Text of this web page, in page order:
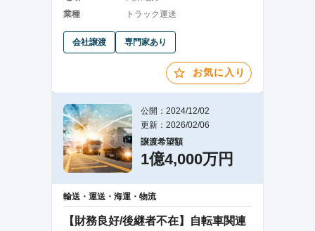
業種
トラック運送
会社譲渡 専門家あり
お気に入り
公開：2024/12/02
更新：2026/02/06
譲渡希望額
1億4,000万円
輸送・運送・海運・物流
【財務良好/後継者不在】自転車関連